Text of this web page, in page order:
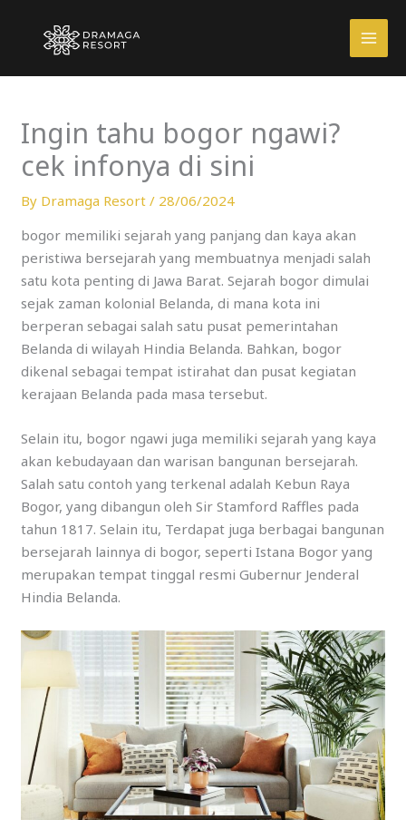
content
Ingin tahu bogor ngawi?
cek infonya di sini
By Dramaga Resort/ 28/06/2024
bogor memiliki sejarah yang panjang dan kaya akan
peristiwa bersejarah yang membuatnya menjadi salah
satu kota penting di Jawa Barat. Sejarah bogor dimulai
sejak zaman kolonial Belanda, di mana kota ini
berperan sebagai salah satu pusat pemerintahan
Belanda di wilayah Hindia Belanda. Bahkan, bogor
dikenal sebagai tempat istirahat dan pusat kegiatan
kerajaan Belanda pada masa tersebut.
Selain itu, bogor ngawi juga memiliki sejarah yang kaya
akan kebudayaan dan warisan bangunan bersejarah.
Salah satu contoh yang terkenal adalah Kebun Raya
Bogor, yang dibangun oleh Sir Stamford Raffles pada
tahun 1817. Selain itu, Terdapat juga berbagai bangunan
bersejarah lainnya di bogor, seperti Istana Bogor yang
merupakan tempat tinggal resmi Gubernur Jenderal
Hindia Belanda.